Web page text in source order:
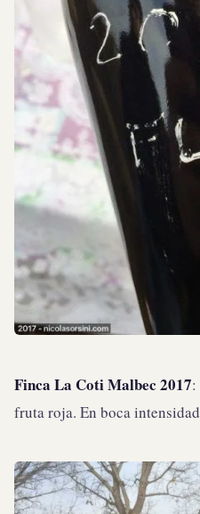
Finca La Coti Malbec 2017:
fruta roja. En boca